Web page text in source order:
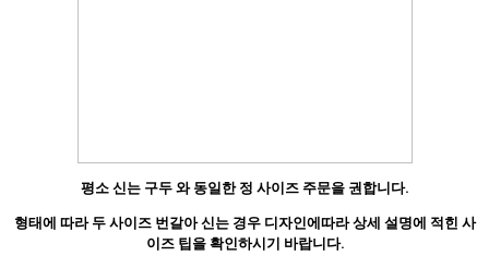
평소 신는 구두 와 동일한 정 사이즈 주문을 권합니다.
형태에 따라 두 사이즈 번갈아 신는 경우 디자인에따라 상세 설명에 적힌 사
이즈 팁을 확인하시기 바랍니다.